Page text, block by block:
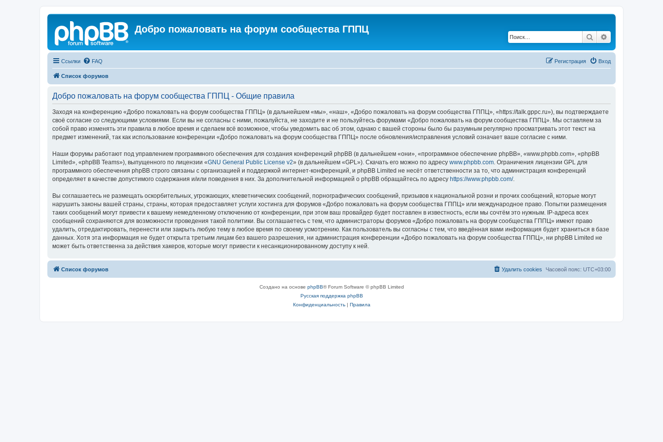
Добро пожаловать на форум сообщества ГППЦ
Поиск
Ссылки FAQ Вход
Регистрация
Список форумов
Добро пожаловать на форум сообщества ГППЦ - Общие правила
Заходя на конференцию «Добро пожаловать на форум сообщества ГППЦ» (в дальнейшем «мы», «наш», «Добро пожаловать на форум сообщества ГППЦ», «https://talk.gppc.ru»), вы подтверждаете
своё согласие со следующими условиями. Если вы не согласны с ними, пожалуйста, не заходите и не пользуйтесь форумами «Добро пожаловать на форум сообщества ГППЦ». Мы оставляем за
собой право изменять эти правила в любое время и сделаем всё возможное, чтобы уведомить вас об этом, однако с вашей стороны было бы разумным регулярно просматривать этот текст на
предмет изменений, так как использование конференции «Добро пожаловать на форум сообщества ГППЦ» после обновления/исправления условий означает ваше согласие с ними.
Наши форумы работают под управлением программного обеспечения для создания конференций phpBB (в дальнейшем «они», «программное обеспечение phpBB», «www.phpbb.com», «phpBB
Limited», «phpBB Teams»), выпущенного по лицензии «GNU General Public License v2» (в дальнейшем «GPL»). Скачать его можно по адресу www.phpbb.com. Ограничения лицензии GPL для
программного обеспечения phpBB строго связаны с организацией и поддержкой интернет-конференций, и phpBB Limited не несёт ответственности за то, что администрация конференций
определяет в качестве допустимого содержания и/или поведения в них. За дополнительной информацией о phpBB обращайтесь по адресу https://www.phpbb.com/.
Вы соглашаетесь не размещать оскорбительных, угрожающих, клеветнических сообщений, порнографических сообщений, призывов к национальной розни и прочих сообщений, которые могут
нарушить законы вашей страны, страны, которая предоставляет услуги хостинга для форумов «Добро пожаловать на форум сообщества ГППЦ» или международное право. Попытки размещения
таких сообщений могут привести к вашему немедленному отключению от конференции, при этом ваш провайдер будет поставлен в известность, если мы сочтём это нужным. IP-адреса всех
сообщений сохраняются для возможности проведения такой политики. Вы соглашаетесь с тем, что администраторы форумов «Добро пожаловать на форум сообщества ГППЦ» имеют право
удалить, отредактировать, перенести или закрыть любую тему в любое время по своему усмотрению. Как пользователь вы согласны с тем, что введённая вами информация будет храниться в базе
данных. Хотя эта информация не будет открыта третьим лицам без вашего разрешения, ни администрация конференции «Добро пожаловать на форум сообщества ГППЦ», ни phpBB Limited не
может быть ответственна за действия хакеров, которые могут привести к несанкционированному доступу к ней.
Список форумов Часовой пояс: UTC+03:00
Удалить cookies
Создано на основе phpBB® Forum Software © phpBB Limited
Русская поддержка phpBB
Конфиденциальность| Правила